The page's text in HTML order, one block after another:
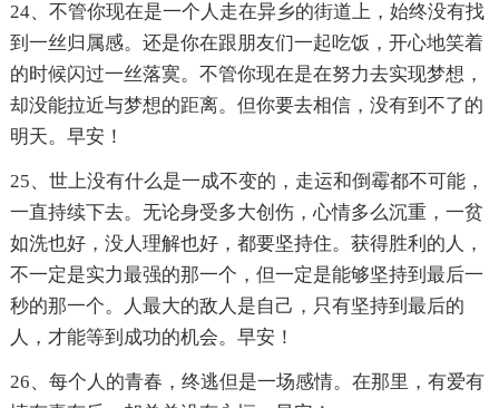
24、不管你现在是一个人走在异乡的街道上，始终没有找
到一丝归属感。还是你在跟朋友们一起吃饭，开心地笑着
的时候闪过一丝落寞。不管你现在是在努力去实现梦想，
却没能拉近与梦想的距离。但你要去相信，没有到不了的
明天。早安！
25、世上没有什么是一成不变的，走运和倒霉都不可能，
一直持续下去。无论身受多大创伤，心情多么沉重，一贫
如洗也好，没人理解也好，都要坚持住。获得胜利的人，
不一定是实力最强的那一个，但一定是能够坚持到最后一
秒的那一个。人最大的敌人是自己，只有坚持到最后的
人，才能等到成功的机会。早安！
26、每个人的青春，终逃但是一场感情。在那里，有爱有